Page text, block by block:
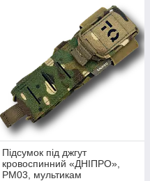
Підсумок під джгут
кровоспинний «ДНІПРО»,
РМ03, мультикам